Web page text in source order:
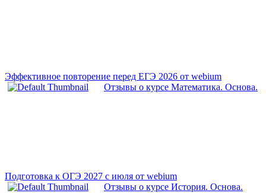
Эффективное повторение перед ЕГЭ 2026 от webium
Отзывы о курсе Математика. Основа.
Подготовка к ОГЭ 2027 с июля от webium
Отзывы о курсе История. Основа.